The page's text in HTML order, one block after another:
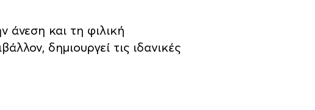
άνεση και τη φιλική
δημιουργεί τις ιδανικές